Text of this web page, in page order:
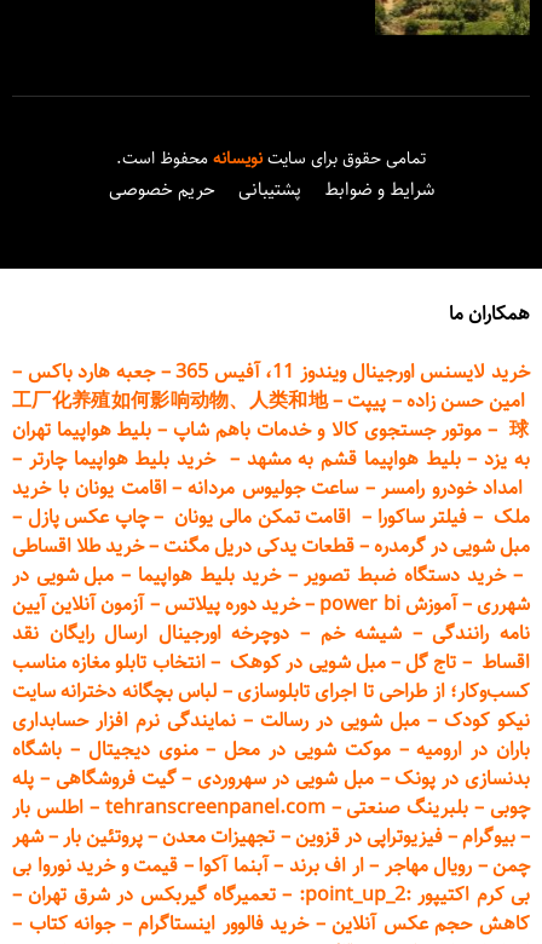
تمامی حقوق برای سایتنویسانهمحفوظ است.
شرایط و ضوابط پشتیبانی حریم خصوصی
همکاران ما
خرید لایسنس اورجینال ویندوز 11، آفیس 365
–جعبه هارد باکس –
امین حسن زاده– پیپت–
工厂化养殖如何影响动物、人类和地
球
– موتور جستجوی کالا و خدمات باهم شاپ– بلیط هواپیما تهران
به یزد–بلیط هواپیما قشم به مشهد –خرید بلیط هواپیما چارتر –
امداد خودرو رامسر– ساعت جولیوس مردانه–اقامت یونان با خرید
ملک – فیلتر ساکورا – اقامت تمکن مالی یونان –چاپ عکس پازل –
مبل شویی در گرمدره–قطعاتیدکی دریل مگنت–خرید طلا اقساطی
–خرید دستگاه ضبط تصویر–خرید بلیط هواپیما –مبل شویی در
شهرری–آموزش power bi –خرید دورهپیلاتس–آزمون آنلاین آیین
نامه رانندگی– شیشه خم – دوچرخه اورجینال ارسال رایگان نقد
اقساط – تاج گل–مبل شویی در کوهک–انتخاب تابلو مغازه مناسب
کسب‌وکار؛ از طراحی تا اجرای تابلوسازی– لباس بچگانه دخترانه سایت
نیکو کودک – مبل شویی در رسالت – نمایندگی نرم افزار حسابداری
باران در ارومیه–موکت شویی در محل–منوی دیجیتال – باشگاه
بدنسازی در پونک–مبل شویی در سهروردی–گیت فروشگاهی – پله
چوبی – بلبرینگ صنعتی–
tehranscreenpanel.com
–اطلس بار
–بیوگرام–فیزیوتراپی در قزوین– تجهیزات معدن–پروتئین بار–شهر
چمن– رویال مهاجر –ار اف برند –آبنما آکوا – قیمت و خرید نوروا بی
بی کرم اکتیپور :point_up_2:
– تعمیرگاه گیربکس در شرق تهران–
کاهش حجم عکس آنلاین–خرید فالوور اینستاگرام–جوانه کتاب –